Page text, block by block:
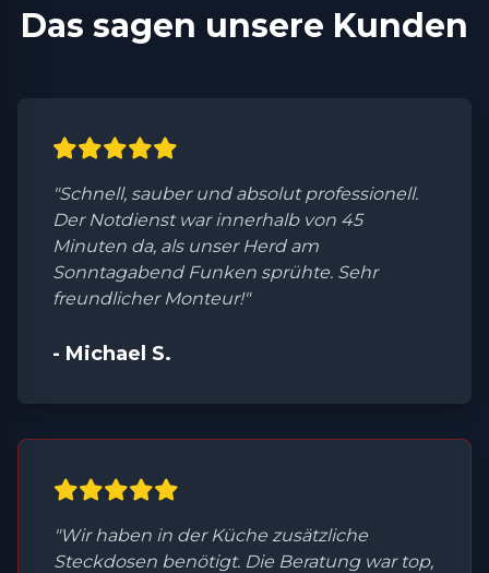
Das sagen unsere Kunden
"Schnell, sauber und absolut professionell.
Der Notdienst war innerhalb von 45
Minuten da, als unser Herd am
Sonntagabend Funken sprühte. Sehr
freundlicher Monteur!"
- Michael S.
"Wir haben in der Küche zusätzliche
Steckdosen benötigt. Die Beratung war top,